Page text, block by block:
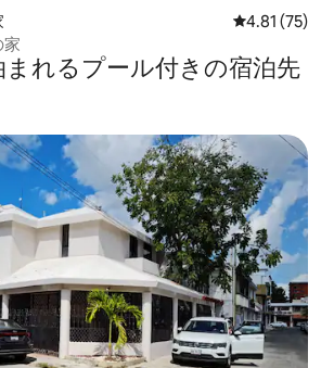
レビュー75
4.81 (75)
れるプール付きの宿泊先